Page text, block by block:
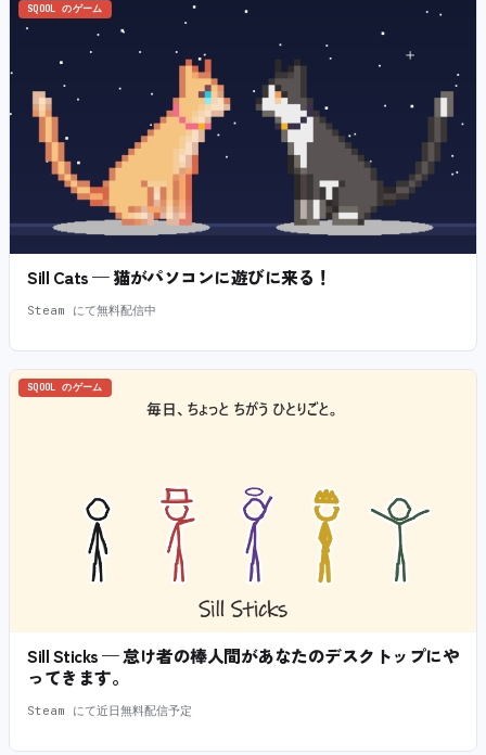
SQOOL のゲーム
Sill Cats — 猫がパソコンに遊びに来る！
Steam にて無料配信中
SQOOL のゲーム
Sill Sticks — 怠け者の棒人間があなたのデスクトップにや
ってきます。
Steam にて近日無料配信予定